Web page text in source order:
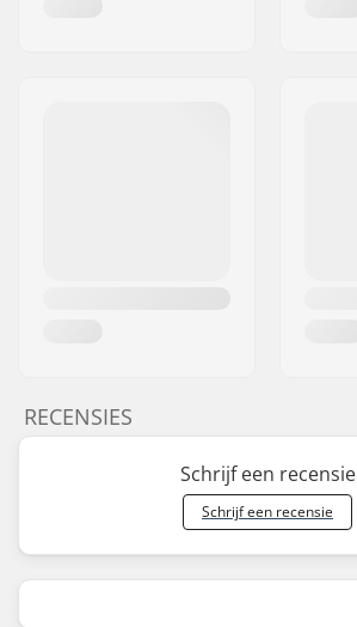
RECENSIES
Schrijf een recensie
Schrijf een recensie